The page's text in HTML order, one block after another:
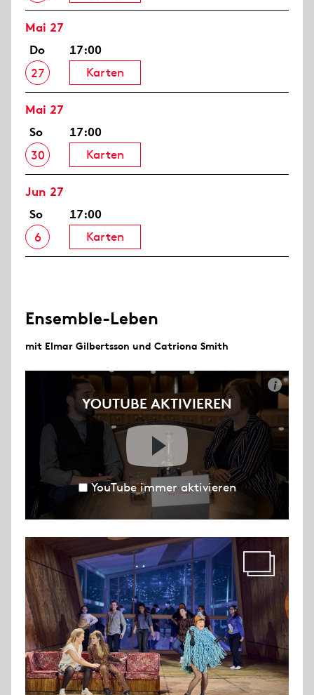
Mai 27
Do
27
17:00
Karten
Mai 27
So
30
17:00
Karten
Jun 27
So
6
17:00
Karten
Ensemble-Leben
mit Elmar Gilbertsson und Catriona Smith
YOUTUBE AKTIVIEREN
i
YouTube immer aktivieren